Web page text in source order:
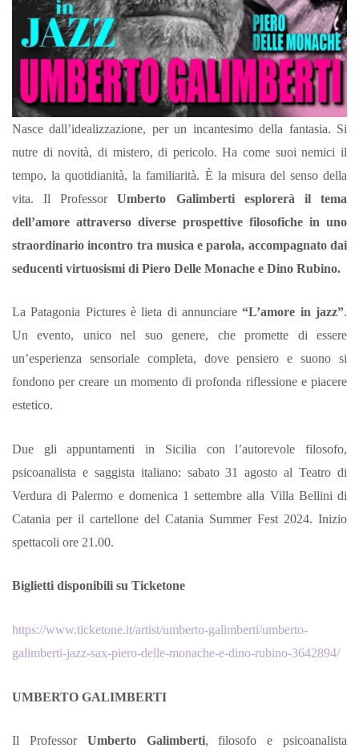
Nasce dall’idealizzazione, per un incantesimo della fantasia. Si
nutre di novità, di mistero, di pericolo. Ha come suoi nemici il
tempo, la quotidianità, la familiarità. È la misura del senso della
vita. Il ProfessorUmberto Galimberti esplorerà il tema
dell’amore attraverso diverse prospettive filosofiche in uno
straordinario incontro tra musica e parola, accompagnato dai
seducenti virtuosismi di Piero Delle Monache e Dino Rubino.
La Patagonia Pictures è lieta di annunciare“L’amore in jazz”.
Un evento, unico nel suo genere, che promette di essere
un’esperienza sensoriale completa, dove pensiero e suono si
fondono per creare un momento di profonda riflessione e piacere
estetico.
Due gli appuntamenti in Sicilia con l’autorevole filosofo,
psicoanalista e saggista italiano: sabato 31 agosto al Teatro di
Verdura di Palermo e domenica 1 settembre alla Villa Bellini di
Catania per il cartellone del Catania Summer Fest 2024. Inizio
spettacoli ore 21.00.
Biglietti disponibili su Ticketone
https://www.ticketone.it/artist/umberto-galimberti/umberto-
galimberti-jazz-sax-piero-delle-monache-e-dino-rubino-3642894/
UMBERTO GALIMBERTI
Il Professor Umberto Galimberti, filosofo e psicoanalista